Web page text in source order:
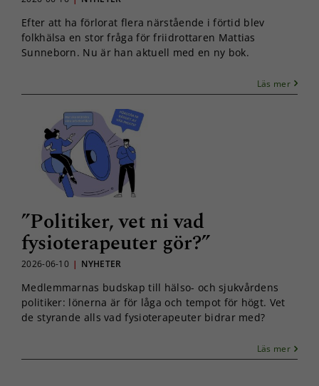
Efter att ha förlorat flera närstående i förtid blev
folkhälsa en stor fråga för friidrottaren Mattias
Sunneborn. Nu är han aktuell med en ny bok.
Läs mer
”Politiker, vet ni vad
fysioterapeuter gör?”
2026-06-10 | NYHETER
Medlemmarnas budskap till hälso- och sjukvårdens
politiker: lönerna är för låga och tempot för högt. Vet
de styrande alls vad fysioterapeuter bidrar med?
Läs mer